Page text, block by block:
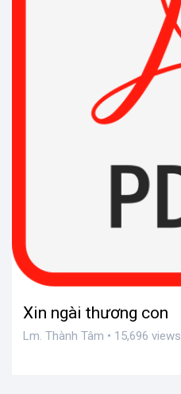
Xin ngài thương con
Lm. Thành Tâm • 15,696 views